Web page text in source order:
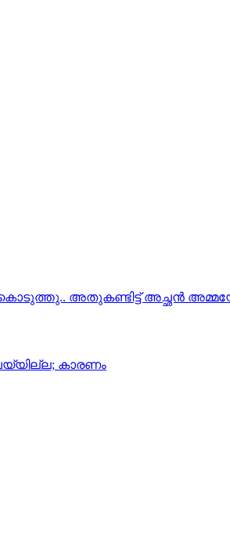
അതുകണ്ടിട്ട് അച്ഛൻ
കാരണം